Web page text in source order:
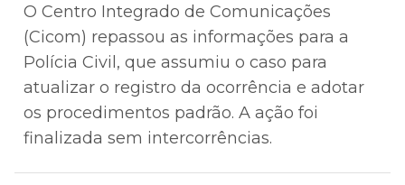
O Centro Integrado de Comunicações
(Cicom) repassou as informações para a
Polícia Civil, que assumiu o caso para
atualizar o registro da ocorrência e adotar
os procedimentos padrão. A ação foi
finalizada sem intercorrências.